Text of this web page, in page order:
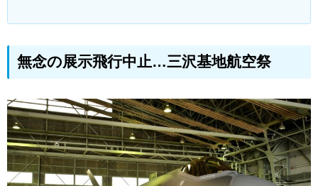
無念の展示飛行中止…三沢基地航空祭